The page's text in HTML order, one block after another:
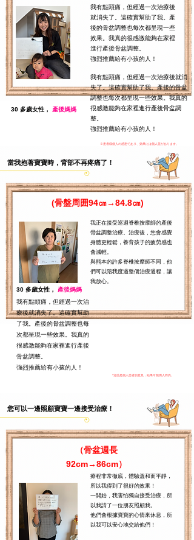
30 多歲女性， 產後媽媽
我有點頭痛，但經過一次治療後
就消失了。這確實幫助了我。產
後的骨盆調整也每次都呈現一些
效果。我真的很感激能夠在家裡
進行產後骨盆調整。
強烈推薦給有小孩的人！
我有點頭痛，但經過一次治療後就消
失了。這確實幫助了我。產後的骨盆
調整也每次都呈現一些效果。我真的
很感激能夠在家裡進行產後骨盆調
整。
強烈推薦給有小孩的人！
​※患者様個人の感想であり、効果には個人差があります。
當我抱著寶寶時，背部不再疼痛了！
(骨盤周囲94㎝→84.8㎝)
我正在接受巡迴脊椎按摩師的產後
骨盆調整治療。治療後，您會感覺
身體更輕鬆，養育孩子的疲勞感也
會減輕。
與熊本的許多脊椎按摩師不同，他
們可以陪我度過整個治療過程，讓
我放心。
30 多歲女性， 產後媽媽
*這些是個人患者的意見，結果可能因人而異。
我有點頭痛，但經過一次治
療後就消失了。這確實幫助
了我。產後的骨盆調整也每
次都呈現一些效果。我真的
很感激能夠在家裡進行產後
骨盆調整。
強烈推薦給有小孩的人！
您可以一邊照顧寶寶一邊接受治療！
（骨盆週長
92cm→86cm）
療程非常徹底，體驗溫和而平靜，
所以我得到了很好的效果！
一開始，我害怕獨自接受治療，所
以我請了一位朋友照顧我。
他們會根據寶寶的心情來休息，所
以我可以安心地交給他們！